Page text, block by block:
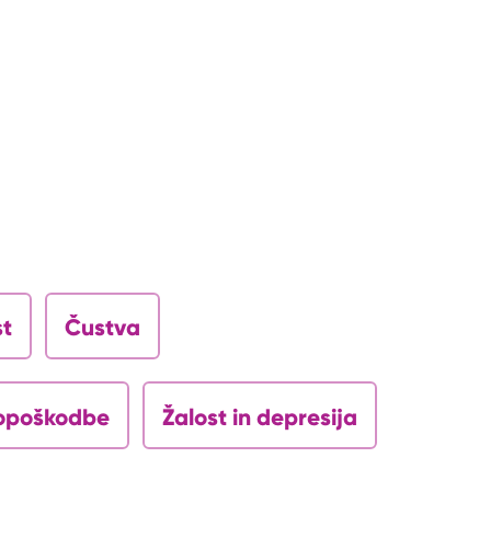
Čustva
Žalost in depresija